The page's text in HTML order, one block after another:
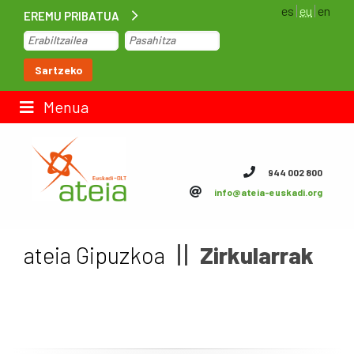
EREMU PRIBATUA
Sartzeko
es eu en
Menua
Hasiera
Lan-poltsa
Kontaktua
944 002 800
info@ateia-euskadi.org
ateia Gipuzkoa Zirkularrak